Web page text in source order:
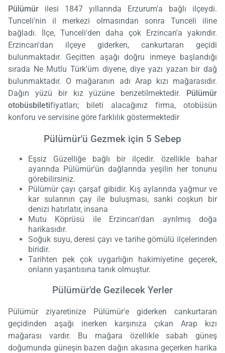
Pülümür ilesi 1847 yıllarında Erzurum'a bağlı ilçeydi.
Tunceli'nin il merkezi olmasından sonra Tunceli iline
bağladı. İlçe, Tunceli'den daha çok Erzincan'a yakındır.
Erzincan'dan ilçeye giderken, cankurtaran geçidi
bulunmaktadır. Geçitten aşağı doğru inmeye başlandığı
sırada Ne Mutlu Türk'üm diyene, diye yazı yazan bir dağ
bulunmaktadır. O mağaranın adı Arap kızı mağarasıdır.
Dağın yüzü bir kız yüzüne benzetilmektedir. Pülümür
otobüsbiletifiyatları; bileti alacağınız firma, otobüsün
konforu ve servisine göre farklılık göstermektedir
Pülümür'ü Gezmek için 5 Sebep
Eşsiz Güzelliğe bağlı bir ilçedir. özellikle bahar
ayarında Pülümür'ün dağlarında yeşilin her tonunu
görebilirsiniz.
Pülümür çayı çarşaf gibidir. Kış aylarında yağmur ve
kar sularının çay ile buluşması, sanki coşkun bir
denizi hatırlatır, insana
Mutu Köprüsü ile Erzincan'dan ayrılmış doğa
harikasıdır.
Soğuk suyu, deresi çayı ve tarihe gömülü ilçelerinden
biridir.
Tarihten pek çok uygarlığın hakimiyetine geçerek,
onların yaşantısına tanık olmuştur.
Pülümür'de Gezilecek Yerler
Pülümür ziyaretinize Pülümür'e giderken cankurtaran
geçidinden aşağı inerken karşınıza çıkan Arap kızı
mağarası vardır. Bu mağara özellikle sabah güneş
doğumunda güneşin bazen dağın akasına geçerken harika